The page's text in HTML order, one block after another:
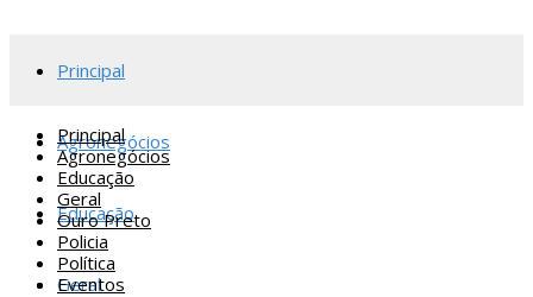
Principal
Agronegócios
Educação
Geral
Principal
Agronegócios
Educação
Geral
Ouro Preto
Policia
Política
Eventos